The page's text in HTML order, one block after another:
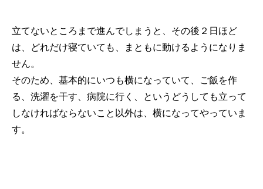
立てないところまで進んでしまうと、その後２日ほど
は、どれだけ寝ていても、まともに動けるようになりま
せん。
そのため、基本的にいつも横になっていて、ご飯を作
る、洗濯を干す、病院に行く、というどうしても立って
しなければならないこと以外は、横になってやっていま
す。